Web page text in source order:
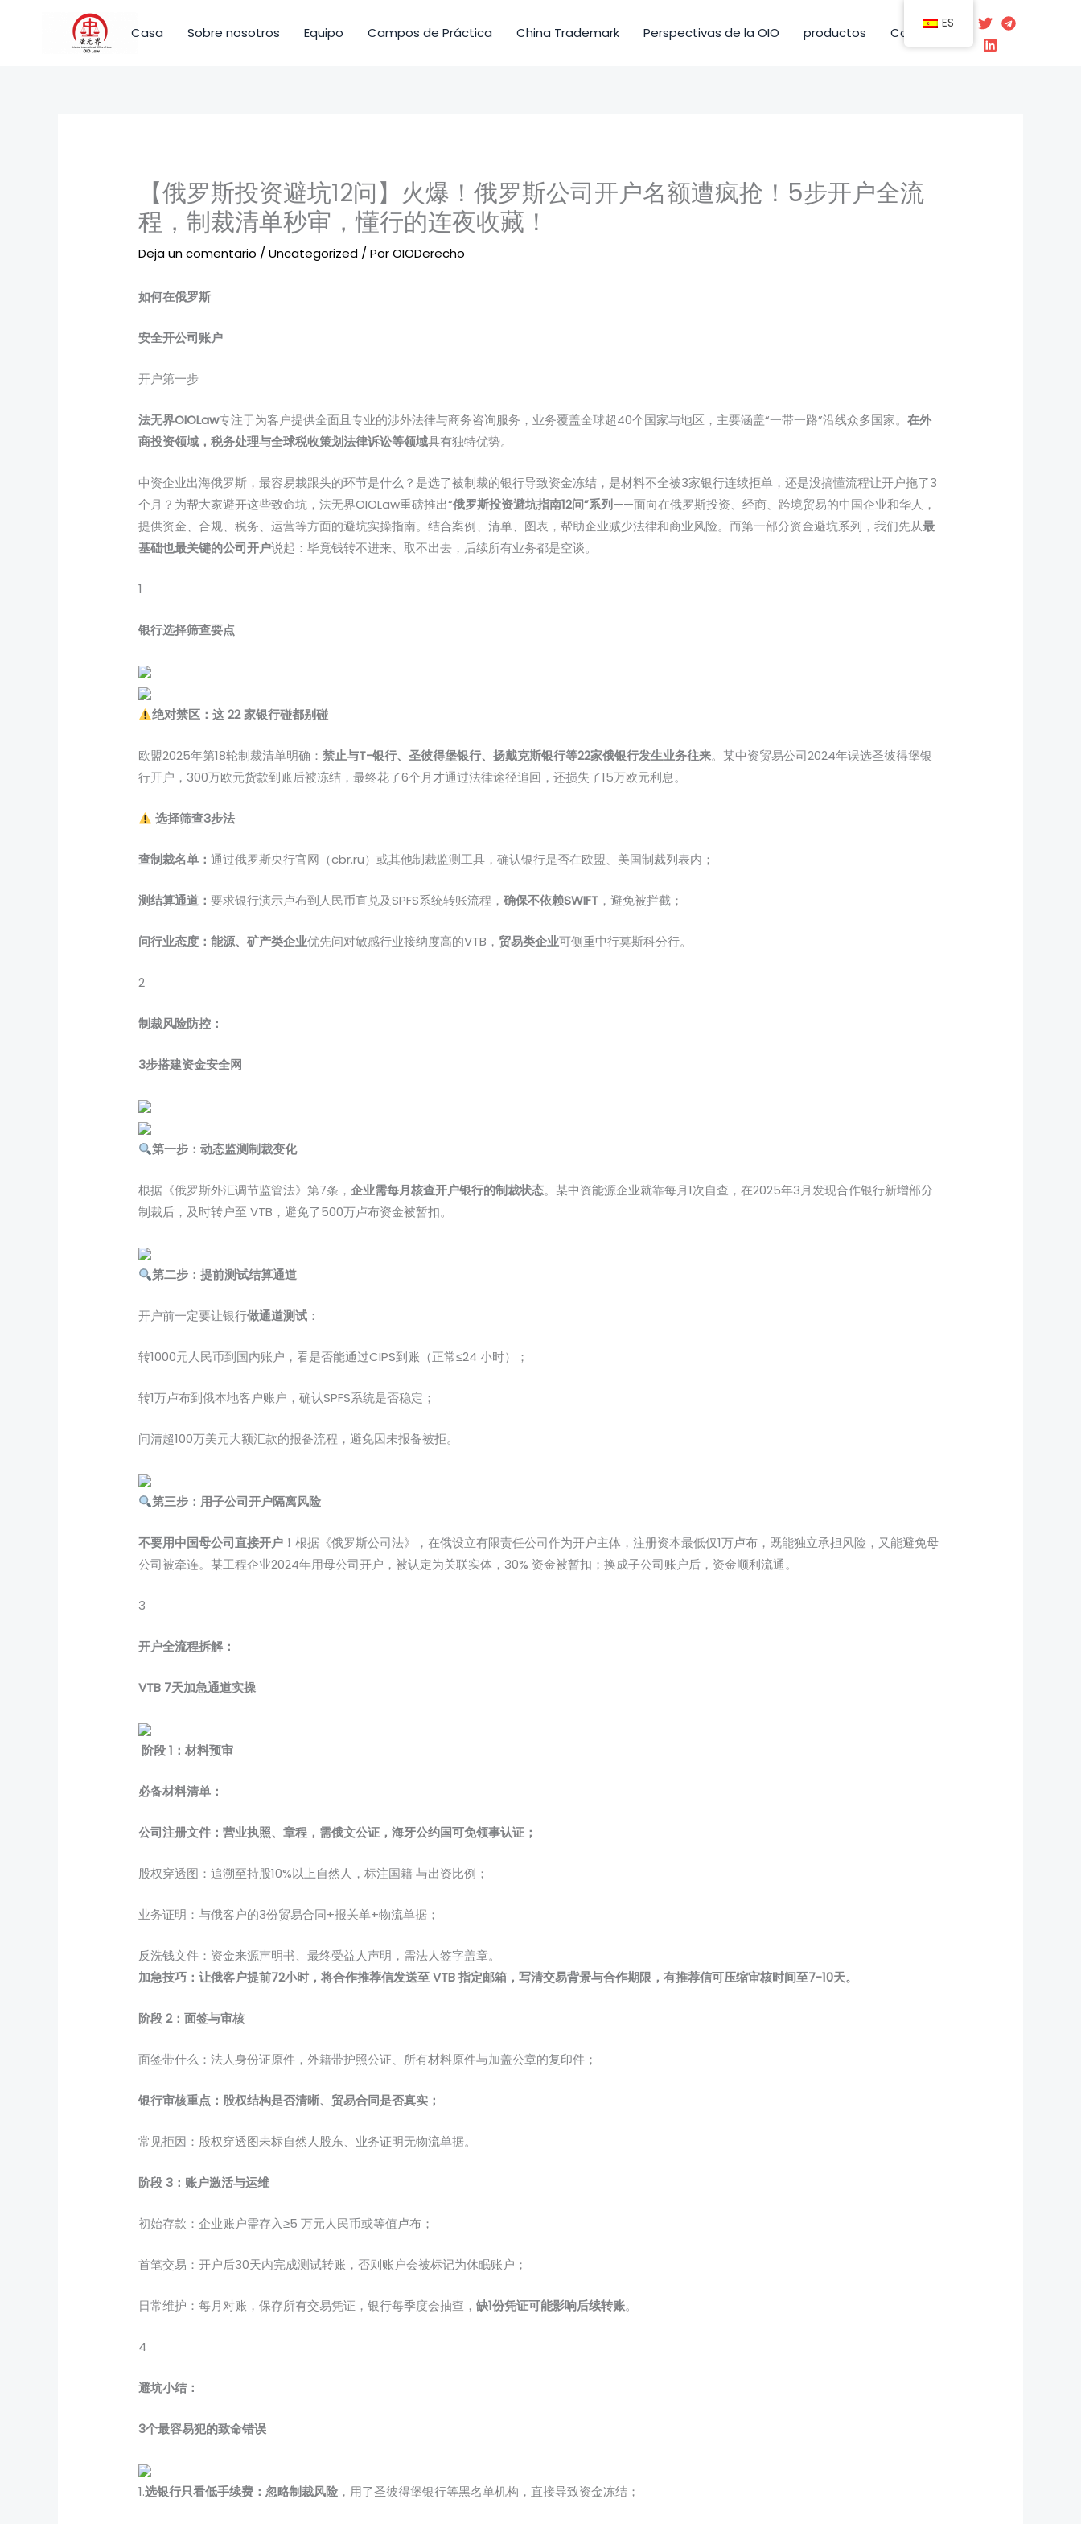
Casa Sobre nosotros Equipo Campos de Práctica China Trademark Perspectivas de la OIO productos Contacto
【俄罗斯投资避坑12问】火爆！俄罗斯公司开户名额遭疯抢！5步开户全流
程，制裁清单秒审，懂行的连夜收藏！
Deja un comentario /Uncategorized / PorOIODerecho
如何在俄罗斯
安全开公司账户
开户第一步
法无界OIOLaw专注于为客户提供全面且专业的涉外法律与商务咨询服务，业务覆盖全球超40个国家与地区，主要涵盖“一带一路”沿线众多国家。在外
商投资领域，税务处理与全球税收策划法律诉讼等领域具有独特优势。
中资企业出海俄罗斯，最容易栽跟头的环节是什么？是选了被制裁的银行导致资金冻结，是材料不全被3家银行连续拒单，还是没搞懂流程让开户拖了3
个月？为帮大家避开这些致命坑，法无界OIOLaw重磅推出“俄罗斯投资避坑指南12问”系列——面向在俄罗斯投资、经商、跨境贸易的中国企业和华人，
提供资金、合规、税务、运营等方面的避坑实操指南。结合案例、清单、图表，帮助企业减少法律和商业风险。而第一部分资金避坑系列，我们先从最
基础也最关键的公司开户说起：毕竟钱转不进来、取不出去，后续所有业务都是空谈。
1
银行选择筛查要点
绝对禁区：这 22 家银行碰都别碰
欧盟2025年第18轮制裁清单明确：禁止与T-银行、圣彼得堡银行、扬戴克斯银行等22家俄银行发生业务往来。某中资贸易公司2024年误选圣彼得堡银
行开户，300万欧元货款到账后被冻结，最终花了6个月才通过法律途径追回，还损失了15万欧元利息。
选择筛查3步法
查制裁名单：通过俄罗斯央行官网（cbr.ru）或其他制裁监测工具，确认银行是否在欧盟、美国制裁列表内；
测结算通道：要求银行演示卢布到人民币直兑及SPFS系统转账流程，确保不依赖SWIFT ，避免被拦截；
问行业态度：能源、矿产类企业优先问对敏感行业接纳度高的VTB， 贸易类企业可侧重中行莫斯科分行。
2
制裁风险防控：
3步搭建资金安全网
第一步：动态监测制裁变化
根据《俄罗斯外汇调节监管法》第7条，企业需每月核查开户银行的制裁状态。某中资能源企业就靠每月1次自查，在2025年3月发现合作银行新增部分
制裁后，及时转户至 VTB，避免了500万卢布资金被暂扣。
第二步：提前测试结算通道
开户前一定要让银行做通道测试 ：
转1000元人民币到国内账户，看是否能通过CIPS到账（正常≤24 小时）；
转1万卢布到俄本地客户账户，确认SPFS系统是否稳定；
问清超100万美元大额汇款的报备流程，避免因未报备被拒。
第三步：用子公司开户隔离风险
不要用中国母公司直接开户！根据《俄罗斯公司法》，在俄设立有限责任公司作为开户主体，注册资本最低仅1万卢布，既能独立承担风险，又能避免母
公司被牵连。某工程企业2024年用母公司开户，被认定为关联实体，30% 资金被暂扣；换成子公司账户后，资金顺利流通。
3
开户全流程拆解：
VTB 7天加急通道实操
阶段 1：材料预审
必备材料清单：
公司注册文件：营业执照、章程，需俄文公证，海牙公约国可免领事认证；
股权穿透图：追溯至持股10%以上自然人，标注国籍 与出资比例；
业务证明：与俄客户的3份贸易合同+报关单+物流单据；
反洗钱文件：资金来源声明书、最终受益人声明，需法人签字盖章。
加急技巧：让俄客户提前72小时，将合作推荐信发送至 VTB 指定邮箱，写清交易背景与合作期限，有推荐信可压缩审核时间至7-10天。
阶段 2：面签与审核
面签带什么：法人身份证原件，外籍带护照公证、所有材料原件与加盖公章的复印件；
银行审核重点：股权结构是否清晰、贸易合同是否真实；
常见拒因：股权穿透图未标自然人股东、业务证明无物流单据。
阶段 3：账户激活与运维
初始存款：企业账户需存入≥5 万元人民币或等值卢布；
首笔交易：开户后30天内完成测试转账，否则账户会被标记为休眠账户；
日常维护：每月对账，保存所有交易凭证，银行每季度会抽查，缺1份凭证可能影响后续转账。
4
避坑小结：
3个最容易犯的致命错误
1.选银行只看低手续费：忽略制裁风险 ，用了圣彼得堡银行等黑名单机构，直接导致资金冻结；
ES